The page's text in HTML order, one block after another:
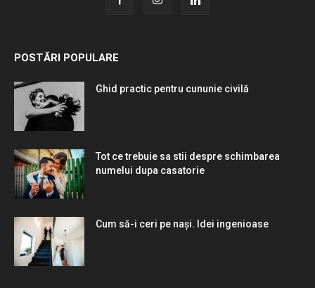
POSTĂRI POPULARE
Ghid practic pentru cununie civilă
Tot ce trebuie sa stii despre schimbarea
numelui dupa casatorie
Cum să-i ceri pe nași. Idei ingenioase